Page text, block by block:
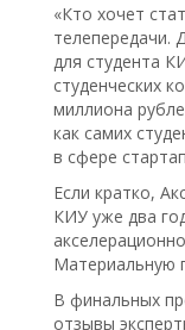
«Кто хочет
телепередачи.
для студента
студенческих
миллиона
как самих
в сфере
Если кратко,
КИУ уже два
Материальную
В финальных
отзывы